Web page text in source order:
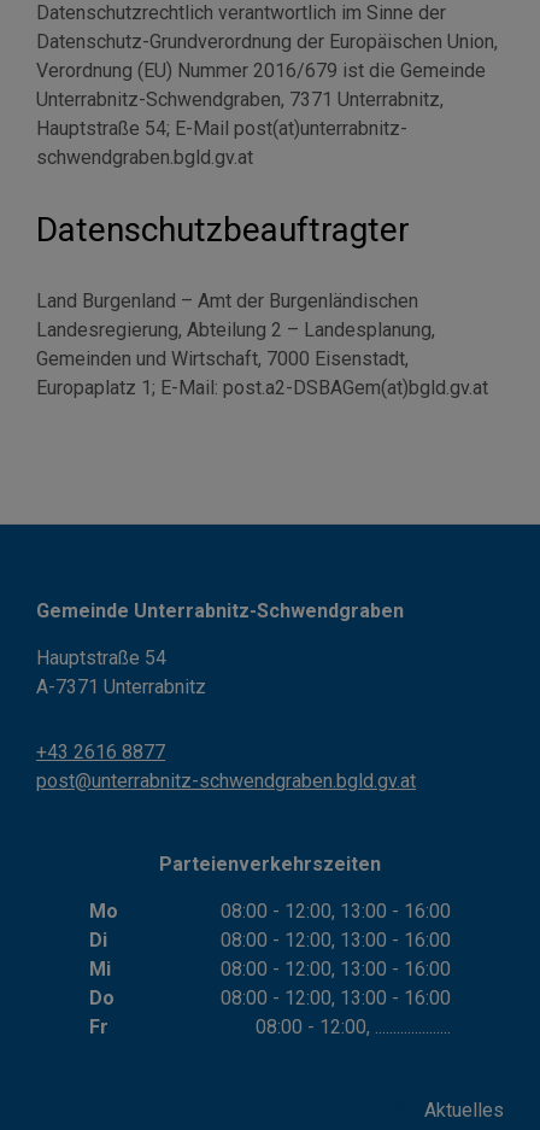
Datenschutzrechtlich verantwortlich im Sinne der
Datenschutz-Grundverordnung der Europäischen Union,
Verordnung (EU) Nummer 2016/679 ist die Gemeinde
Unterrabnitz-Schwendgraben, 7371 Unterrabnitz,
Hauptstraße 54; E-Mail post(at)unterrabnitz-
schwendgraben.bgld.gv.at
Datenschutzbeauftragter
Land Burgenland – Amt der Burgenländischen
Landesregierung, Abteilung 2 – Landesplanung,
Gemeinden und Wirtschaft, 7000 Eisenstadt,
Europaplatz 1; E-Mail: post.a2-DSBAGem(at)bgld.gv.at
Gemeinde Unterrabnitz-Schwendgraben
Hauptstraße 54
A-7371 Unterrabnitz
+43 2616 8877
post@unterrabnitz-schwendgraben.bgld.gv.at
Parteienverkehrszeiten
Mo
08:00 - 12:00, 13:00 - 16:00
Di
08:00 - 12:00, 13:00 - 16:00
Mi
08:00 - 12:00, 13:00 - 16:00
Do
08:00 - 12:00, 13:00 - 16:00
Fr
08:00 - 12:00, .....................
Aktuelles